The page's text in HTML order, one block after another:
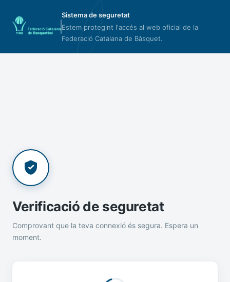
Sistema de seguretat
Estem protegint l'accés al web oficial de la
Federació Catalana de Bàsquet.
Verificació de seguretat
Comprovant que la teva connexió és segura. Espera un
moment.